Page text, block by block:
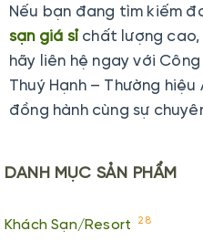
DANH MỤC SẢN PHẨM
Khách Sạn/Resort 28
Nếu bạn đang tìm kiếm
sạn giá sỉ chất lượng
hãy liên hệ ngay với Công
Thuý Hạnh – Thường
đồng hành cùng sự